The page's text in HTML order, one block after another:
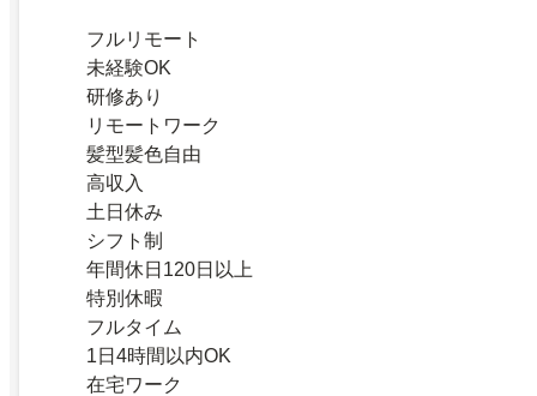
フルリモート
未経験OK
研修あり
リモートワーク
髪型髪色自由
高収入
土日休み
シフト制
年間休日120日以上
特別休暇
フルタイム
1日4時間以内OK
在宅ワーク